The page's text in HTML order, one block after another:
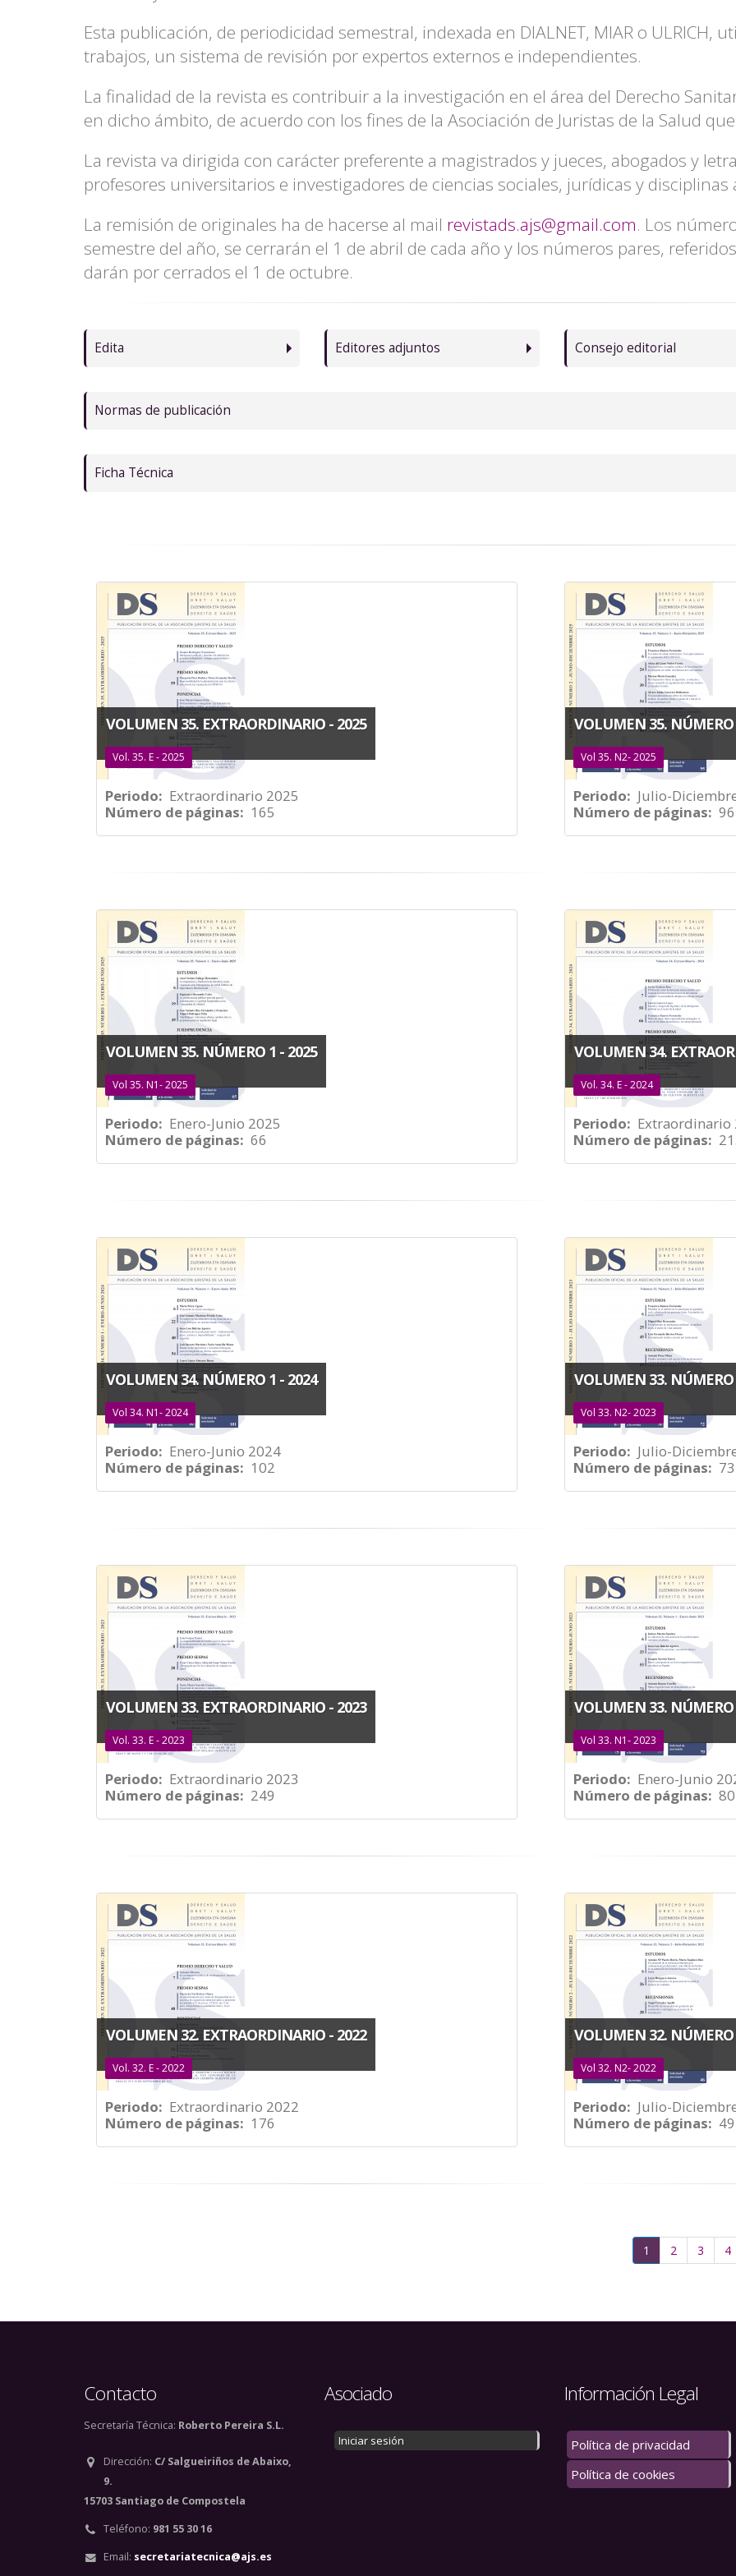
la
navegación
Esta publicación, de periodicidad semestral, indexada en DIALNET, MIAR o ULRICH,
trabajos, un sistema de revisión por expertos externos e independientes.
La finalidad de la revista es contribuir a la investigación en el área del Derecho
en dicho ámbito, de acuerdo con los fines de la Asociación de Juristas de la Salud
La revista va dirigida con carácter preferente a magistrados y jueces, abogados y
profesores universitarios e investigadores de ciencias sociales, jurídicas y disciplinas
La remisión de originales ha de hacerse al mail revistads.ajs@gmail.com. Los
semestre del año, se cerrarán el 1 de abril de cada año y los números pares,
darán por cerrados el 1 de octubre.
Edita Editores adjuntos Consejo editorial
Normas de publicación
Ficha Técnica
VOLUMEN 35. EXTRAORDINARIO - 2025
Vol. 35. E - 2025
Periodo
Extraordinario 2025
Número de páginas
165
VOLUMEN 35. NÚMERO
Vol 35. N2- 2025
Periodo
Julio-
Número de páginas
96
VOLUMEN 35. NÚMERO 1 - 2025
Vol 35. N1- 2025
Periodo
Enero-Junio 2025
Número de páginas
66
VOLUMEN 34.
Vol. 34. E - 2024
Periodo
Extraordinario
Número de páginas
VOLUMEN 34. NÚMERO 1 - 2024
Vol 34. N1- 2024
Periodo
Enero-Junio 2024
Número de páginas
102
VOLUMEN 33. NÚMERO
Vol 33. N2- 2023
Periodo
Julio-
Número de páginas
73
VOLUMEN 33. EXTRAORDINARIO - 2023
Vol. 33. E - 2023
Periodo
Extraordinario 2023
Número de páginas
249
VOLUMEN 33. NÚMERO
Vol 33. N1- 2023
Periodo
Enero-Junio
Número de páginas
80
VOLUMEN 32. EXTRAORDINARIO - 2022
Vol. 32. E - 2022
Periodo
Extraordinario 2022
Número de páginas
176
VOLUMEN 32. NÚMERO
Vol 32. N2- 2022
Periodo
Julio-
Número de páginas
49
Página
actual
1 Página
2 Página
3 4
Contacto
Secretaría Técnica: Roberto Pereira S.L.
Dirección: C/ Salgueiriños de Abaixo,
9.
15703 Santiago de Compostela
Teléfono: 981 55 30 16
Email: secretariatecnica@ajs.es
Asociado
Iniciar sesión
Información Legal
Política de privacidad
Política de cookies